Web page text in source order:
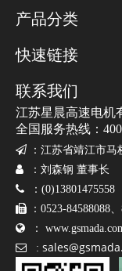
结论：电主轴质量需
晨电主轴采用高精度
检测，确保每一台产
免费获取产品
产品分类
快速链接
联系我们
江苏星晨高速电机
全国服务热线：
 ： 江苏省靖江市马
 ：刘森钢 董事长
 ：(0)13801475558
 ：0523-84588088
 ：
 :